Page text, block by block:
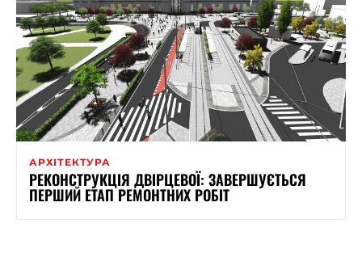
АРХІТЕКТУРА
РЕКОНСТРУКЦІЯ ДВІРЦЕВОЇ: ЗАВЕРШУЄТЬСЯ
ПЕРШИЙ ЕТАП РЕМОНТНИХ РОБІТ